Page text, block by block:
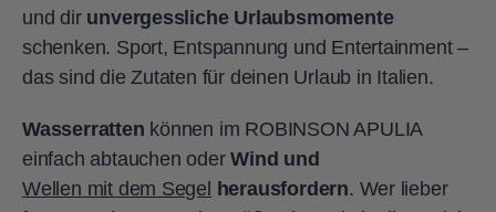
und dir unvergessliche Urlaubsmomente
schenken. Sport, Entspannung und Entertainment –
das sind die Zutaten für deinen Urlaub in Italien.
Wasserratten können im ROBINSON APULIA
einfach abtauchen oderWind und
Wellen mit dem Segel
herausfordern. Wer lieber